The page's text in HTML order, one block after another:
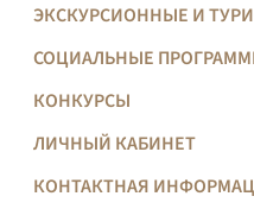
ЭКСКУРСИОННЫЕ И
СОЦИАЛЬНЫЕ
КОНКУРСЫ
ЛИЧНЫЙ КАБИНЕТ
КОНТАКТНАЯ